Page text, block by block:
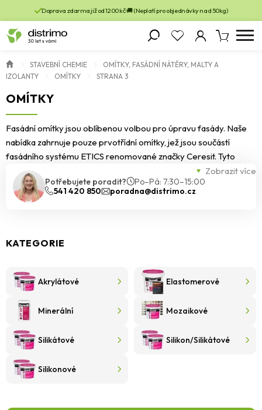
Doprava zdarma již od 1200 kč 🚚 (Neplatí pro objednávky nad 50kg)
STAVEBNÍ CHEMIE
OMÍTKY, FASÁDNÍ NÁTĚRY, MALTY A
IZOLANTY
OMÍTKY STRANA 3
OMÍTKY
Fasádní omítky jsou oblíbenou volbou pro úpravu fasády. Naše
nabídka zahrnuje pouze prvotřídní omítky, jež jsou součástí
fasádního systému ETICS renomované značky Ceresit. Tyto
omítky jsou k dispozici v různých zrnitostech a odstínech, které
dodají Vašemu domu unikátní styl. Věříme, že najdete právě tu,
která bude nejvhodnější právě pro Váš projekt.
Zobrazit více
Potřebujete poradit?
Po–Pá: 7:30–15:00
541 420 850
poradna@distrimo.cz
KATEGORIE
Akrylátové Elastomerové
Minerální Mozaikové
Silikátové Silikon/Silikátové
Silikonové